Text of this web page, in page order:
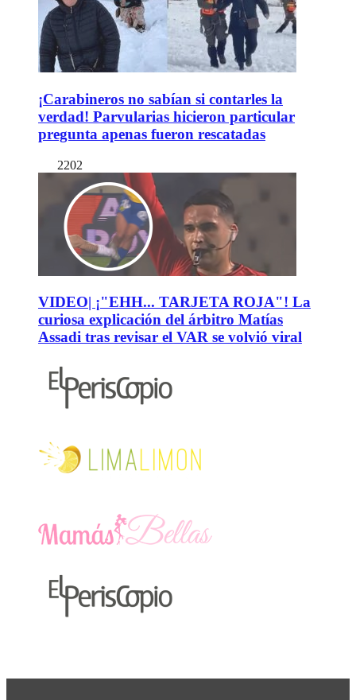
¡Carabineros no sabían si contarles la
verdad! Parvularias hicieron particular
pregunta apenas fueron rescatadas
2202
VIDEO| ¡"EHH... TARJETA ROJA"! La
curiosa explicación del árbitro Matías
Assadi tras revisar el VAR se volvió viral